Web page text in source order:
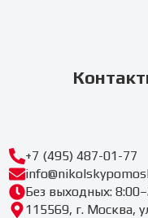
+7 (495) 487-01-77
Без выходных:
115569, г. Москва,